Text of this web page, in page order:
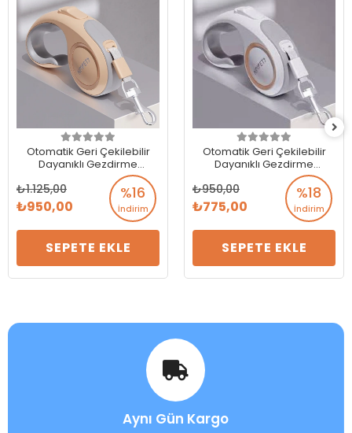
Otomatik Geri Çekilebilir
Dayanıklı Gezdirme
Tasması 5 Mt.
%16
İndirim
1.125,00
950,00
SEPETE EKLE
Otomatik Geri Çekilebilir
Dayanıklı Gezdirme
Tasması 3 Mt.
%18
İndirim
950,00
775,00
SEPETE EKLE
Aynı Gün Kargo